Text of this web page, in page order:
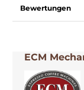
Bewertungen
ECM